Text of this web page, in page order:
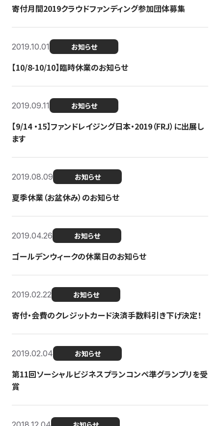
寄付月間2019クラウドファンディング参加団体募集
2019.10.01 お知らせ
【10/8-10/10】臨時休業のお知らせ
2019.09.11 お知らせ
【9/14 ・15】ファンドレイジング日本・2019（FRJ）に出展し
ます
2019.08.09 お知らせ
夏季休業（お盆休み）のお知らせ
2019.04.26 お知らせ
ゴールデンウィークの休業日のお知らせ
2019.02.22 お知らせ
寄付・会費のクレジットカード決済手数料引き下げ決定！
2019.02.04 お知らせ
第11回ソーシャルビジネスプランコンペ準グランプリを受
賞